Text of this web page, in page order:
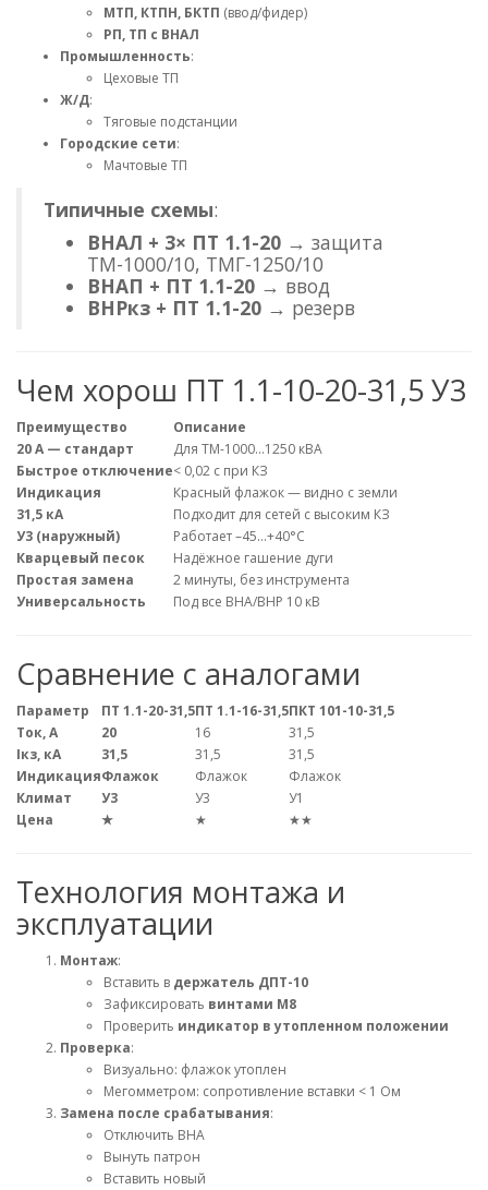
МТП, КТПН, БКТП (ввод/фидер)
РП, ТП с ВНАЛ
Промышленность:
Цеховые ТП
Ж/Д:
Тяговые подстанции
Городские сети:
Мачтовые ТП
Типичные схемы:
ВНАЛ + 3× ПТ 1.1-20 → защита
ТМ-1000/10, ТМГ-1250/10
ВНАП + ПТ 1.1-20 → ввод
ВНРкз + ПТ 1.1-20 → резерв
Чем хорош ПТ 1.1-10-20-31,5 У3
Преимущество
Описание
20 А — стандарт
Для ТМ-1000…1250 кВА
Быстрое отключение< 0,02 с при КЗ
Индикация
Красный флажок — видно с земли
31,5 кА
Подходит для сетей с высоким КЗ
У3 (наружный)
Работает –45…+40°C
Кварцевый песок
Надёжное гашение дуги
Простая замена
2 минуты, без инструмента
Универсальность
Под все ВНА/ВНР 10 кВ
Сравнение с аналогами
Параметр ПТ 1.1-20-31,5ПТ 1.1-16-31,5ПКТ 101-10-31,5
Ток, А
20 16
31,5
Iкз, кА
31,5 31,5
31,5
ИндикацияФлажок Флажок
Флажок
Климат
У3 У3
У1
Цена
★ ★ ★★
Технология монтажа и
эксплуатации
Монтаж:
Вставить в держатель ДПТ-10
Зафиксировать винтами М8
Проверить индикатор в утопленном положении
Проверка:
Визуально: флажок утоплен
Мегомметром: сопротивление вставки < 1 Ом
Замена после срабатывания:
Отключить ВНА
Вынуть патрон
Вставить новый